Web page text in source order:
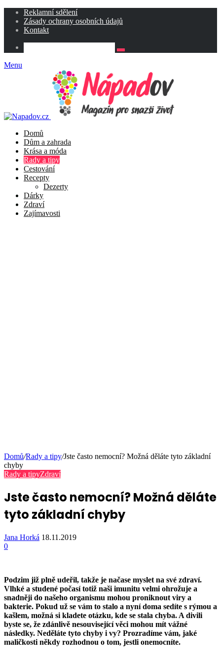
Reklamní sdělení
Zásady ochrany osobních údajů
Kontakt
Menu
Domů
Dům a zahrada
Krása a móda
Rady a tipy
Cestování
Recepty
Dezerty
Dárky
Zdraví
Zajímavosti
Domů/Rady a tipy/Jste často nemocní? Možná děláte tyto základní
chyby
Rady a tipyZdraví
Jste často nemocní? Možná děláte
tyto základní chyby
Jana Horká 18.11.2019
0
Podzim již plně udeřil, takže je načase myslet na své zdraví.
Vlhké a studené počasí totiž naši imunitu velmi ohrožuje a
snadněji do našeho organismu mohou proniknout viry a
bakterie. Pokud už se vám to stalo a nyní doma sedíte s rýmou a
kašlem, možná si kladete otázku, kde se stala chyba. A divili
byste se, že zdánlivě nesouvisející věci mohou mít vážné
následky. Neděláte tyto chyby i vy? Prozradíme vám, jaké
maličkosti někdy rozhodnou o tom, jestli onemocníte.